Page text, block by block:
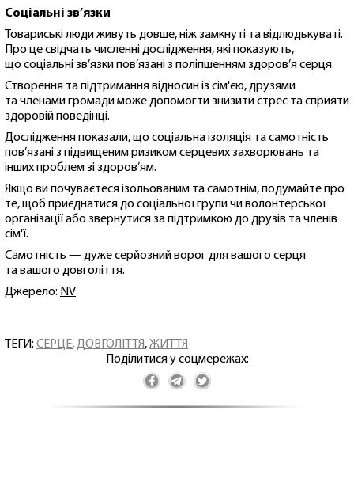
Соціальні зв’язки
Товариські люди живуть довше, ніж замкнуті та відлюдькуваті.
Про це свідчать численні дослідження, які показують,
що соціальні зв’язки пов’язані з поліпшенням здоров’я серця.
Створення та підтримання відносин із сім'єю, друзями
та членами громади може допомогти знизити стрес та сприяти
здоровій поведінці.
Дослідження показали, що соціальна ізоляція та самотність
пов’язані з підвищеним ризиком серцевих захворювань та
інших проблем зі здоров’ям.
Якщо ви почуваєтеся ізольованим та самотнім, подумайте про
те, щоб приєднатися до соціальної групи чи волонтерської
організації або звернутися за підтримкою до друзів та членів
сім'ї.
Самотність — дуже серйозний ворог для вашого серця
та вашого довголіття.
Джерело: NV
ТЕГИ: СЕРЦЕ,ДОВГОЛІТТЯ,ЖИТТЯ
Поділитися у соцмережах: